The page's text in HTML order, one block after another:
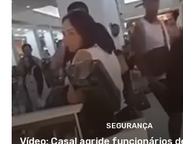
SEGURANÇA
Vídeo: Casal agride funcionários